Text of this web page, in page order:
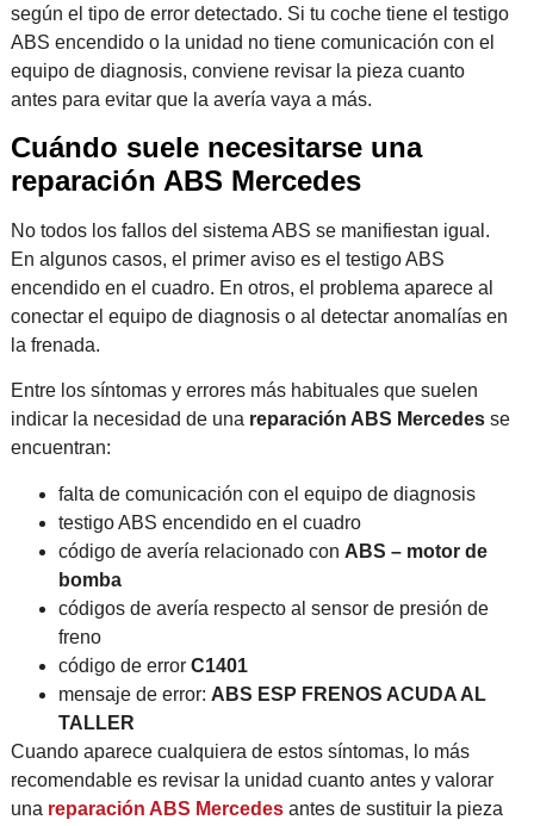
según el tipo de error detectado. Si tu coche tiene el testigo
ABS encendido o la unidad no tiene comunicación con el
equipo de diagnosis, conviene revisar la pieza cuanto
antes para evitar que la avería vaya a más.
Cuándo suele necesitarse una
reparación ABS Mercedes
No todos los fallos del sistema ABS se manifiestan igual.
En algunos casos, el primer aviso es el testigo ABS
encendido en el cuadro. En otros, el problema aparece al
conectar el equipo de diagnosis o al detectar anomalías en
la frenada.
Entre los síntomas y errores más habituales que suelen
indicar la necesidad de una reparación ABS Mercedesse
encuentran:
falta de comunicación con el equipo de diagnosis
testigo ABS encendido en el cuadro
código de avería relacionado con ABS – motor de
bomba
códigos de avería respecto al sensor de presión de
freno
código de error C1401
mensaje de error: ABS ESP FRENOS ACUDA AL
TALLER
Cuando aparece cualquiera de estos síntomas, lo más
recomendable es revisar la unidad cuanto antes y valorar
una reparación ABS Mercedesantes de sustituir la pieza